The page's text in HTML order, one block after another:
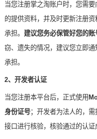
当您注册掌之淘账户时，您需
的提供资料，并及时更新注册
承担。 建议您务必保管好您的账
窃、遗失的情况，建议您立即
承担。
2、开发者认证
当您注册本平台后，正式使用
身份证号；开发者为法人的，
接口进行核验，核验通过的认